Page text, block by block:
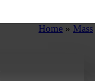
Home » Mass